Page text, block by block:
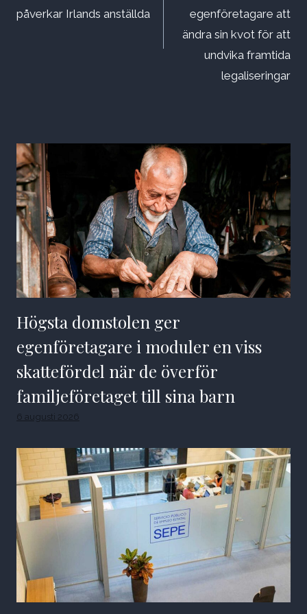
påverkar Irlands anställda
egenföretagare att
ändra sin kvot för att
undvika framtida
legaliseringar
Högsta domstolen ger
egenföretagare i moduler en viss
skattefördel när de överför
familjeföretaget till sina barn
6 augusti 2026